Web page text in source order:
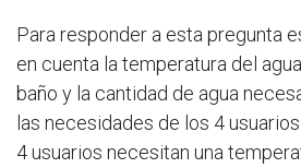
Para responder a esta pregunta
en cuenta la temperatura del
baño y la cantidad de agua
las necesidades de los 4
4 usuarios necesitan una